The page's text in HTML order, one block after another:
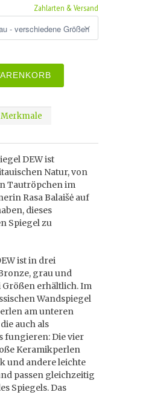
Zahlarten & Versand
Merkmale
DEW ist
Natur, von
Tautröpchen im
Rasa Balaišė auf
dieses
Spiegel zu
ist in drei
grau und
Größen erhältlich. Im
Wandspiegel
am unteren
auch als
fungieren: Die vier
Keramikperlen
und andere leichte
passen gleichzeitig
Spiegels. Das